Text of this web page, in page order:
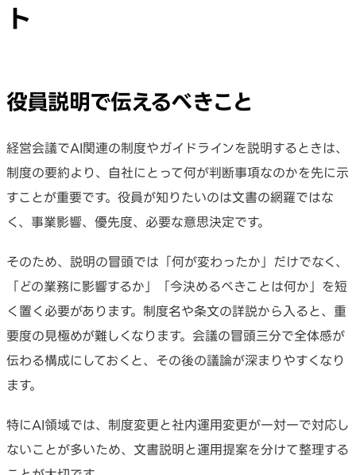
ト
役員説明で伝えるべきこと
経営会議でAI関連の制度やガイドラインを説明するときは、
制度の要約より、自社にとって何が判断事項なのかを先に示
すことが重要です。役員が知りたいのは文書の網羅ではな
く、事業影響、優先度、必要な意思決定です。
そのため、説明の冒頭では「何が変わったか」だけでなく、
「どの業務に影響するか」「今決めるべきことは何か」を短
く置く必要があります。制度名や条文の詳説から入ると、重
要度の見極めが難しくなります。会議の冒頭三分で全体感が
伝わる構成にしておくと、その後の議論が深まりやすくなり
ます。
特にAI領域では、制度変更と社内運用変更が一対一で対応し
ないことが多いため、文書説明と運用提案を分けて整理する